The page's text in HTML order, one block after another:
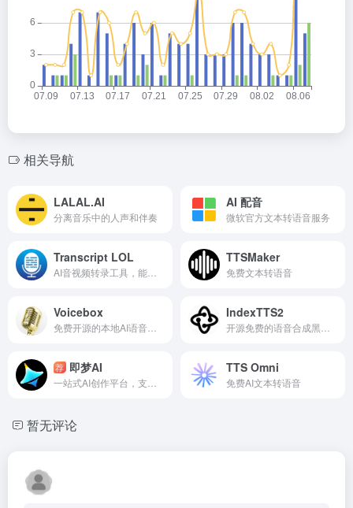
相关导航
LALAL.AI
分离音乐中的人声和伴奏
AI 配音
微软官方文本转语音服务
Transcript LOL TTSMaker
免费文本转语音
Voicebox IndexTTS2
荐 即梦AI TTS Omni
免费AI文本转语音
暂无评论